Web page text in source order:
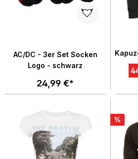
AC/DC - 3er Set Socken
Logo - schwarz
24,99 €*
%